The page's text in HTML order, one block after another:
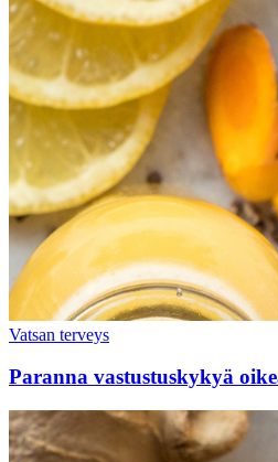
Vatsan terveys
Paranna vastustuskykyä